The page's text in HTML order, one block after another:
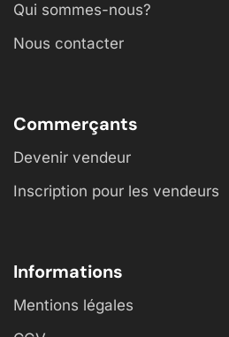
Qui sommes-nous?
Nous contacter
Commerçants
Devenir vendeur
Inscription pour les vendeurs
Informations
Mentions légales